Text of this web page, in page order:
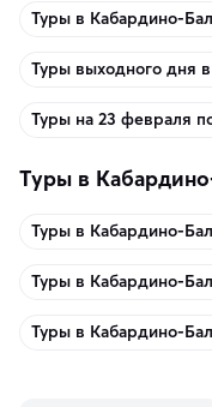
Туры в Кабардино-
Туры выходного дня
Туры на 23 февраля
Туры в
Туры в Кабардино-
Туры в Кабардино-
Туры в Кабардино-